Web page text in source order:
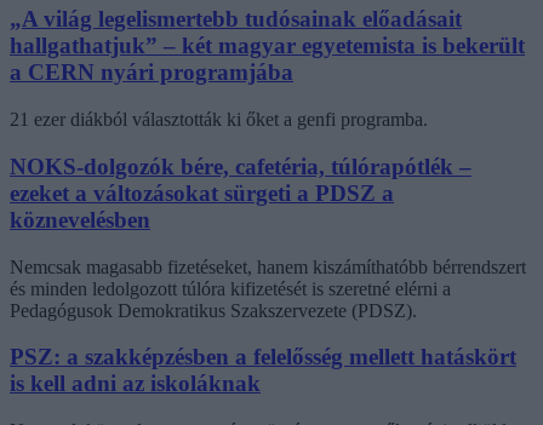
„A világ legelismertebb tudósainak előadásait
hallgathatjuk” – két magyar egyetemista is bekerült
a CERN nyári programjába
21 ezer diákból választották ki őket a genfi programba.
NOKS-dolgozók bére, cafetéria, túlórapótlék –
ezeket a változásokat sürgeti a PDSZ a
köznevelésben
Nemcsak magasabb fizetéseket, hanem kiszámíthatóbb bérrendszert
és minden ledolgozott túlóra kifizetését is szeretné elérni a
Pedagógusok Demokratikus Szakszervezete (PDSZ).
PSZ: a szakképzésben a felelősség mellett hatáskört
is kell adni az iskoláknak